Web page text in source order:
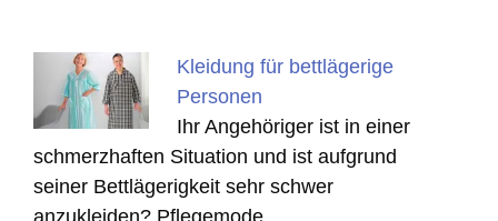
Kleidung für bettlägerige
Personen
Ihr Angehöriger ist in einer
schmerzhaften Situation und ist aufgrund
seiner Bettlägerigkeit sehr schwer
anzukleiden? Pflegemode…